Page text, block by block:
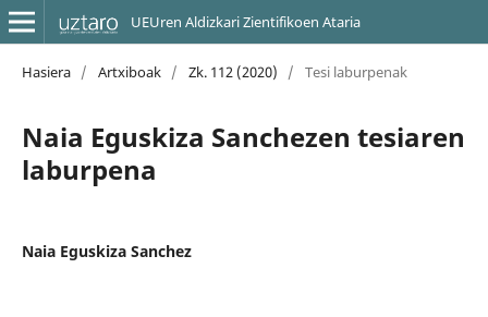
UEUren Aldizkari Zientifikoen Ataria
Hasiera / Artxiboak / Zk. 112 (2020) / Tesi laburpenak
Naia Eguskiza Sanchezen tesiaren
laburpena
Naia Eguskiza Sanchez